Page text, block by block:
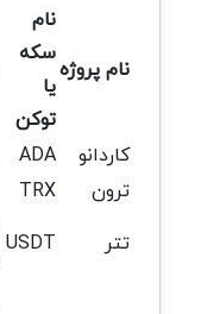
نام پروژه
نام
سکه
یا
توکن
کاردانو ADA
ترون
TRX
تتر
USDT